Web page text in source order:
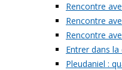
Rencontre
Rencontre
Rencontre
Entrer dans
Pleudaniel :